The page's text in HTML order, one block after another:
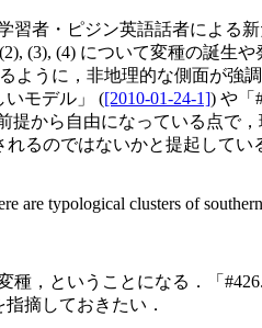
者・ピジン英語話者による
(3), (4) について変種の誕生
るように，非地理的な側面が
いモデル」 ([2010-01-24-1]) や「
から自由になっている点で
るのではないかと提起してい
are typological clusters of
，ということになる．「
摘しておきたい．